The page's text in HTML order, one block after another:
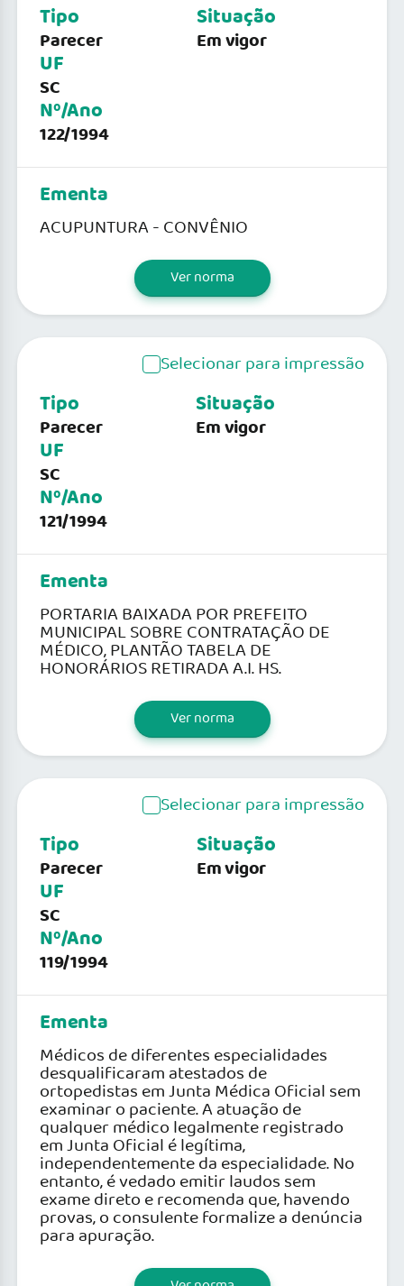
Tipo
Parecer
UF
SC
Nº/Ano
122/1994
Situação
Em vigor
Ementa
ACUPUNTURA - CONVÊNIO
Ver norma
Selecionar para impressão
Tipo
Parecer
UF
SC
Nº/Ano
121/1994
Situação
Em vigor
Ementa
PORTARIA BAIXADA POR PREFEITO
MUNICIPAL SOBRE CONTRATAÇÃO DE
MÉDICO, PLANTÃO TABELA DE
HONORÁRIOS RETIRADA A.I. HS.
Ver norma
Selecionar para impressão
Tipo
Parecer
UF
SC
Nº/Ano
119/1994
Situação
Em vigor
Ementa
Médicos de diferentes especialidades
desqualificaram atestados de
ortopedistas em Junta Médica Oficial sem
examinar o paciente. A atuação de
qualquer médico legalmente registrado
em Junta Oficial é legítima,
independentemente da especialidade. No
entanto, é vedado emitir laudos sem
exame direto e recomenda que, havendo
provas, o consulente formalize a denúncia
para apuração.